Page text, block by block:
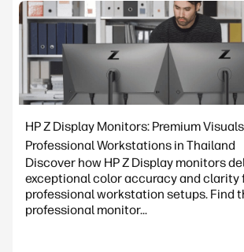
HP Z Display Monitors: Premium
Professional Workstations in Thailand
Discover how HP Z Display monitors
exceptional color accuracy and clarity
professional workstation setups. Find
professional monitor...